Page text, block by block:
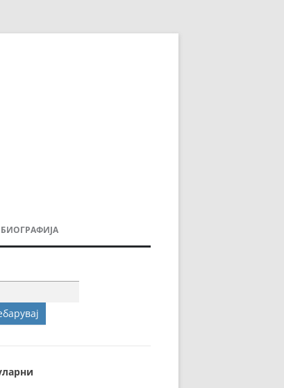
БИОГРАФИЈА